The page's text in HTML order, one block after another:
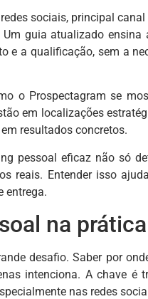
sociais, principal
guia atualizado
a qualificação, sem a
o Prospectagram se
em localizações
resultados concretos.
pessoal eficaz não só
reais. Entender isso
entrega.
na prática
desafio. Saber por
intenciona. A chave é
nas redes